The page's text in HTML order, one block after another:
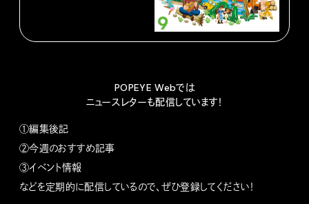
POPEYE Webでは
ニュースレターも配信しています！
①編集後記
②今週のおすすめ記事
③イベント情報
などを定期的に配信しているので、ぜひ登録してください！